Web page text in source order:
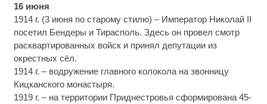
16 июня
1914 г. (3 июня по старому стилю) – Император Николай II
посетил Бендеры и Тирасполь. Здесь он провел смотр
расквартированных войск и принял депутации из
окрестных сёл.
1914 г. – водружение главного колокола на звонницу
Кицканского монастыря.
1919 г. – на территории Приднестровья сформирована 45-